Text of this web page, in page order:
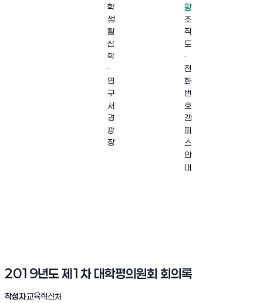
학
생
활
산
학
·
연
구
서
경
광
장
황
조
직
도
·
전
화
번
호
캠
퍼
스
안
내
2019년도 제1차 대학평의원회 회의록
작성자교육혁신처